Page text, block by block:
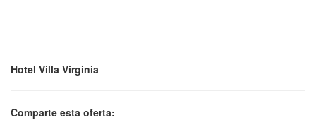
Hotel Villa Virginia
Comparte esta oferta: